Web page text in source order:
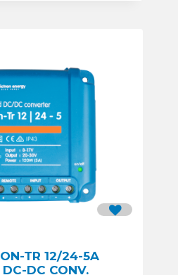
TR 12/24-5A
DC CONV.